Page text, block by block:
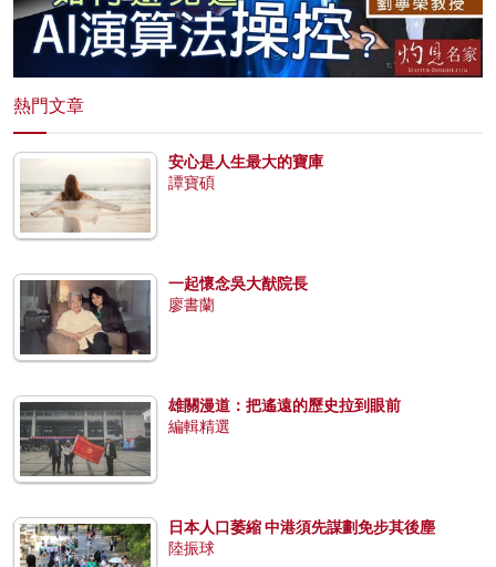
熱門文章
安心是人生最大的寶庫
譚寶碩
一起懷念吳大猷院長
廖書蘭
雄關漫道：把遙遠的歷史拉到眼前
編輯精選
日本人口萎縮 中港須先謀劃免步其後塵
陸振球